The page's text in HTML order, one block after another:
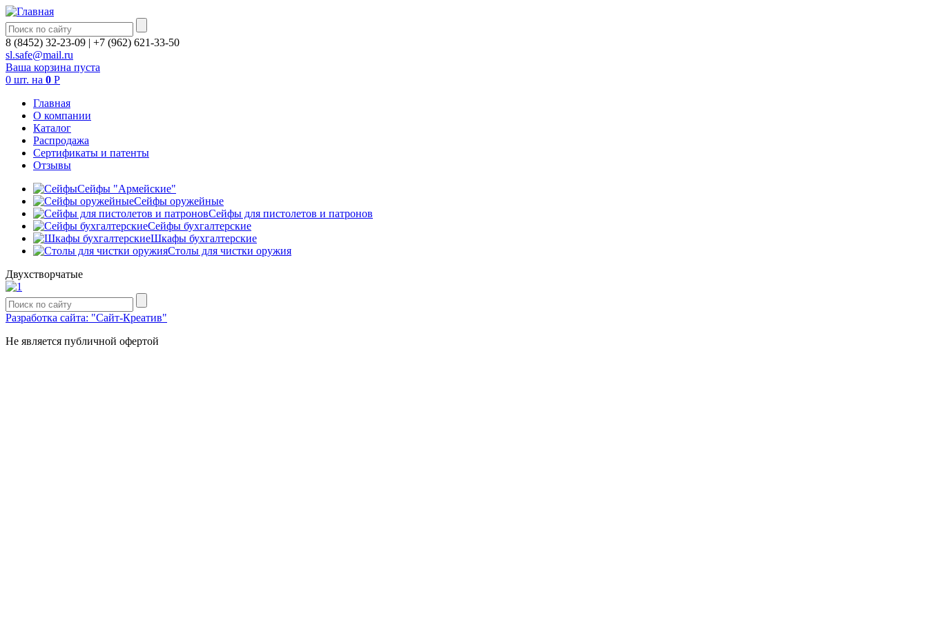
8 (8452) 32-23-09 | +7 (962) 621-33-50
sl.safe@mail.ru
Ваша корзина пуста
0 шт. на 0 Р
Главная
О компании
Каталог
Распродажа
Сертификаты и патенты
Отзывы
Сейфы "Армейские"
Сейфы оружейные
Сейфы для пистолетов и патронов
Сейфы бухгалтерские
Шкафы бухгалтерские
Столы для чистки оружия
Двухстворчатые
Разработка сайта: "Сайт-Креатив"
Не является публичной офертой